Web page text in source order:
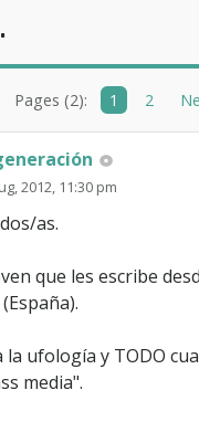
Pages (2): 1 2
2012, 11:30 pm
as.
que les escribe
la ufología y TODO
media".